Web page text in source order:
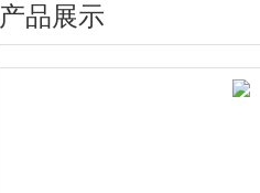
产品展示